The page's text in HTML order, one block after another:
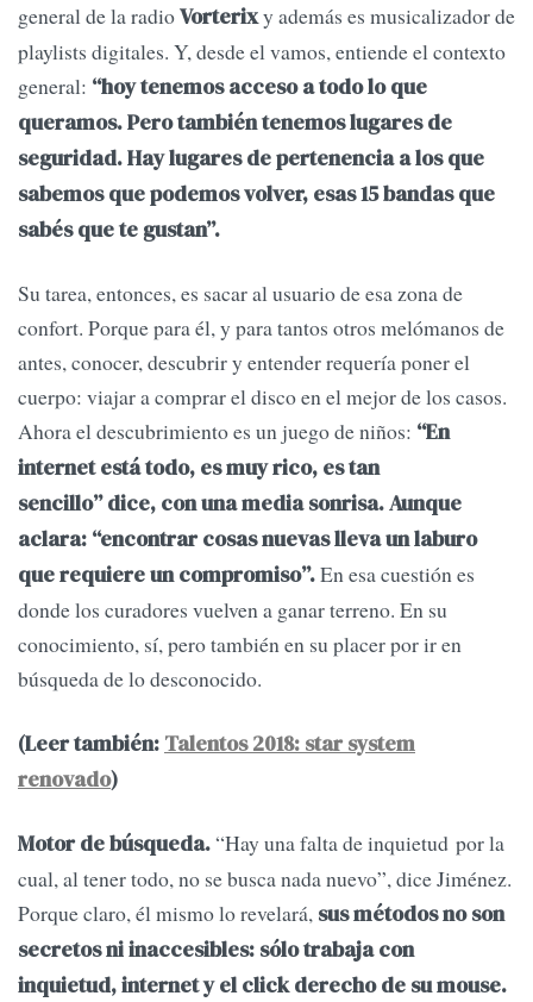
general de la radioVorterixy además es musicalizador de
playlists digitales. Y, desde el vamos, entiende el contexto
general: “hoy tenemos acceso a todo lo que
queramos. Pero también tenemos lugares de
seguridad. Hay lugares de pertenencia a los que
sabemos que podemos volver, esas 15 bandas que
sabés que te gustan”.
Su tarea, entonces, es sacar al usuario de esa zona de
confort. Porque para él, y para tantos otros melómanos de
antes, conocer, descubrir y entender requería poner el
cuerpo: viajar a comprar el disco en el mejor de los casos.
Ahora el descubrimiento es un juego de niños: “En
internet está todo, es muy rico, es tan
sencillo” dice, con una media sonrisa. Aunque
aclara: “encontrar cosas nuevas lleva un laburo
que requiere un compromiso”.En esa cuestión es
donde los curadores vuelven a ganar terreno. En su
conocimiento, sí, pero también en su placer por ir en
búsqueda de lo desconocido.
(Leer también: Talentos 2018: star system
renovado)
Motor de búsqueda.“Hay una falta de inquietud por la
cual, al tener todo, no se busca nada nuevo”, dice Jiménez.
Porque claro, él mismo lo revelará, sus métodos no son
secretos ni inaccesibles: sólo trabaja con
inquietud, internet y el click derecho de su mouse.